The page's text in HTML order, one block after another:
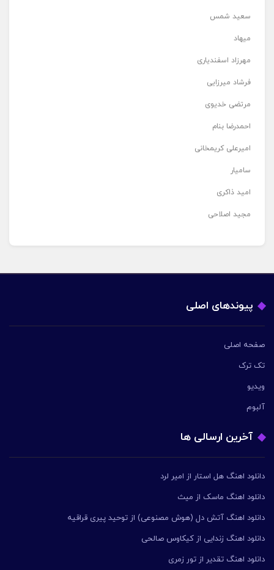
سعید شمس
میهاد
مهرزاد اسفندیاری
فرشاد میرزایی
مرتضی خدیوی
احمدرضا بنام
امیرعلی کریمخانی
سامیار
امید ذاکری
مجید اصلاحی
پیوندهای اصلی
صفحه اصلی
تک ترک
ویدیو
آلبوم
آخرین ارسالی ها
دانلود اهنگ هل استار از امیر لرد
دانلود اهنگ ماسک از میث
دانلود اهنگ آتش دل (هوش مصنوعی) از توحید پیری قراقیه
دانلود اهنگ زندایی از کیکاوس صالحی
دانلود اهنگ تقدیر از تور زمری